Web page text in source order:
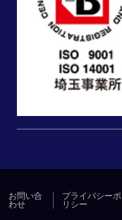
お問い合
わせ
プライバシーポ
リシー